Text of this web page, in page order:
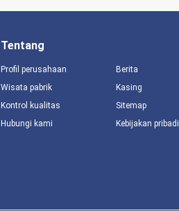
Tentang
Profil perusahaan
Wisata pabrik
Kontrol kualitas
Hubungi kami
Berita
Kasing
Sitemap
Kebijakan pribadi